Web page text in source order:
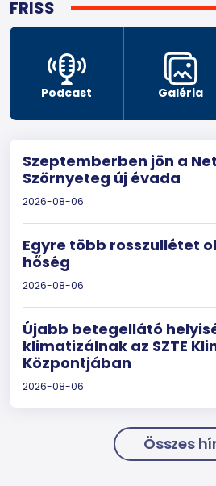
FRISS
Podcast Galéria
Szeptemberben jön a
Szörnyeteg új évada
2026-08-06
Egyre több rosszullétet
hőség
2026-08-06
Újabb betegellátó
klimatizálnak az SZTE
Központjában
2026-08-06
Összes